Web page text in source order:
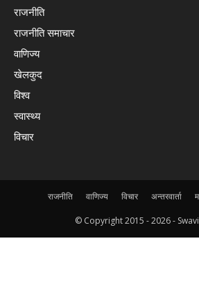
राजनीति
राजनीति समाचार
वाणिज्य
खेलकुद
विश्व
स्वास्थ्य
विचार
राजनीति वाणिज्य विचार अन्तरवार्ता
© Copyright 2015 -2026 -